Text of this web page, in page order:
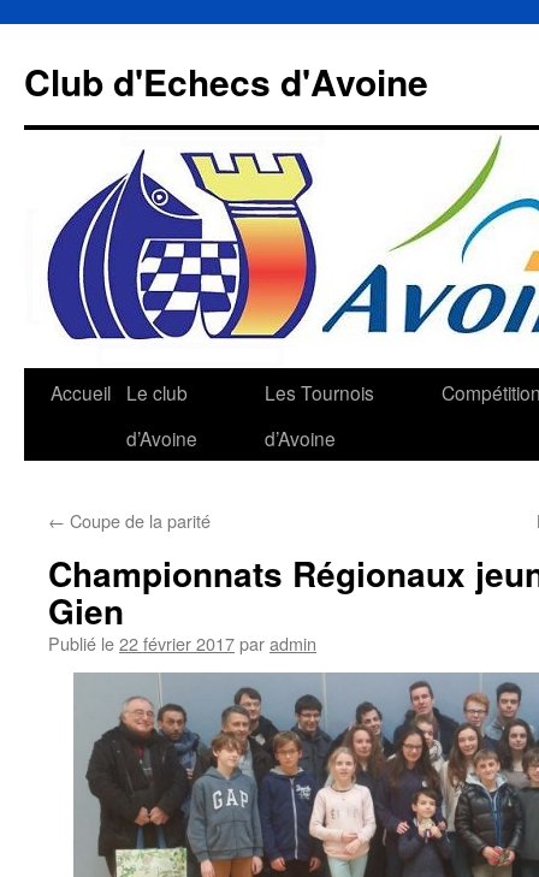
contenu
Club d'Echecs d'Avoine
Accueil
Le club
d’Avoine
Les Tournois
d’Avoine
← Coupe de la parité
Championnats Régionaux
Gien
Publié le22 février 2017paradmin